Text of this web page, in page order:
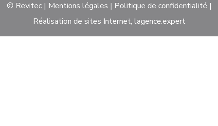
© Revitec | Mentions légales | Politique de confidentialité |
Réalisation de sites Internet, lagence.expert